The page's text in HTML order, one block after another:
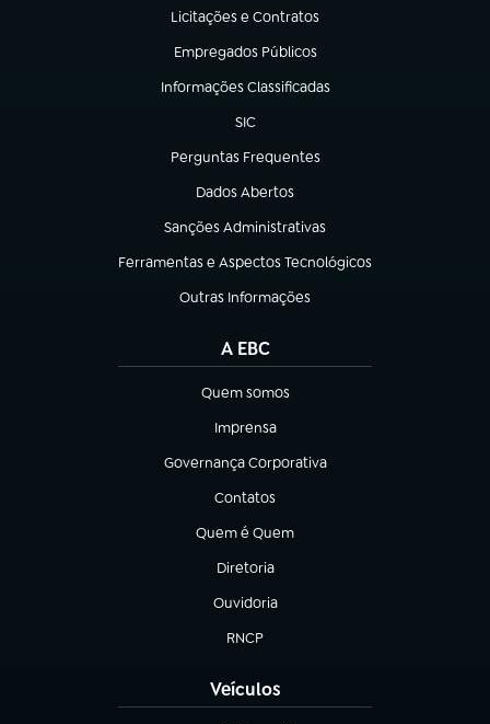
Licitações e Contratos
(abre em nova aba)
Empregados Públicos
(abre em nova aba)
Informações Classificadas
(abre em nova aba)
SIC
(abre em nova aba)
Perguntas Frequentes
(abre em nova aba)
Dados Abertos
(abre em nova aba)
Sanções Administrativas
(abre em nova aba)
Ferramentas e Aspectos Tecnológicos
(abre em nova aba)
Outras Informações
(abre em nova aba)
A EBC
Quem somos
(abre em nova aba)
Imprensa
(abre em nova aba)
Governança Corporativa
(abre em nova aba)
Contatos
(abre em nova aba)
Quem é Quem
(abre em nova aba)
Diretoria
(abre em nova aba)
Ouvidoria
(abre em nova aba)
RNCP
(abre em nova aba)
Veículos